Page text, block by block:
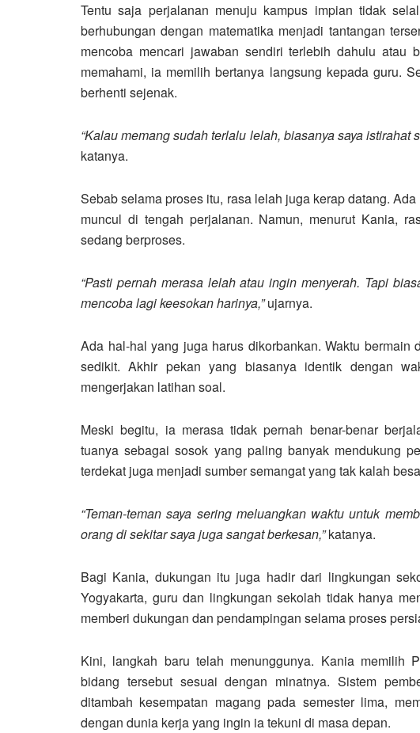
Tentu saja perjalanan menuju kampus impian tidak
berhubungan dengan matematika menjadi tantangan
mencoba mencari jawaban sendiri terlebih dahulu atau
memahami, ia memilih bertanya langsung kepada guru.
berhenti sejenak.
“Kalau memang sudah terlalu lelah, biasanya saya
katanya.
Sebab selama proses itu, rasa lelah juga kerap datang.
muncul di tengah perjalanan. Namun, menurut Kania,
sedang berproses.
“Pasti pernah merasa lelah atau ingin menyerah. Tapi
mencoba lagi keesokan harinya,”ujarnya.
Ada hal-hal yang juga harus dikorbankan. Waktu bermain
sedikit. Akhir pekan yang biasanya identik dengan
mengerjakan latihan soal.
Meski begitu, ia merasa tidak pernah benar-benar
tuanya sebagai sosok yang paling banyak mendukung
terdekat juga menjadi sumber semangat yang tak kalah
“Teman-teman saya sering meluangkan waktu untuk
orang di sekitar saya juga sangat berkesan,”katanya.
Bagi Kania, dukungan itu juga hadir dari lingkungan
Yogyakarta, guru dan lingkungan sekolah tidak hanya
memberi dukungan dan pendampingan selama proses
Kini, langkah baru telah menunggunya. Kania memilih
bidang tersebut sesuai dengan minatnya. Sistem
ditambah kesempatan magang pada semester lima,
dengan dunia kerja yang ingin ia tekuni di masa depan.